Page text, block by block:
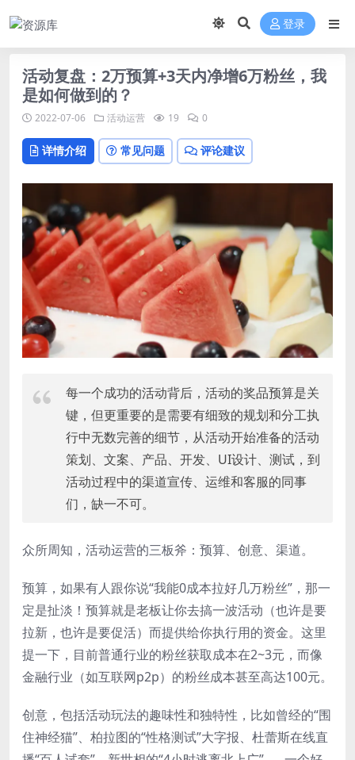
登录
活动复盘：2万预算+3天内净增6万粉丝，我
是如何做到的？
2022-07-06 活动运营 19 0
详情介绍 常见问题 评论建议
每一个成功的活动背后，活动的奖品预算是关
键，但更重要的是需要有细致的规划和分工执
行中无数完善的细节，从活动开始准备的活动
策划、文案、产品、开发、UI设计、测试，到
活动过程中的渠道宣传、运维和客服的同事
们，缺一不可。
众所周知，活动运营的三板斧：预算、创意、渠道。
预算，如果有人跟你说“我能0成本拉好几万粉丝”，那一
定是扯淡！预算就是老板让你去搞一波活动（也许是要
拉新，也许是要促活）而提供给你执行用的资金。这里
提一下，目前普通行业的粉丝获取成本在2~3元，而像
金融行业（如互联网p2p）的粉丝成本甚至高达100元。
创意，包括活动玩法的趣味性和独特性，比如曾经的“围
住神经猫”、柏拉图的“性格测试”大字报、杜蕾斯在线直